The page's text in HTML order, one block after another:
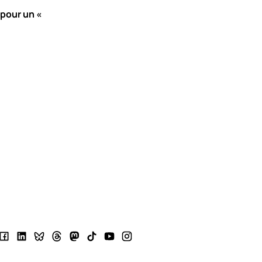
un «